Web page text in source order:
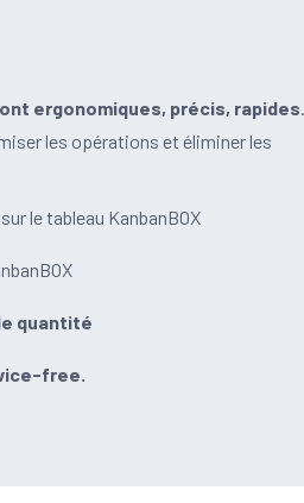
ergonomiques, précis, rapides.
les opérations et éliminer les
le tableau KanbanBOX
quantité
free.